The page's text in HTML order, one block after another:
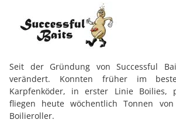
Seit der Gründung von Successful
verändert. Konnten früher im
Karpfenköder, in erster Linie Boilies,
fliegen heute wöchentlich Tonnen
Boilieroller.